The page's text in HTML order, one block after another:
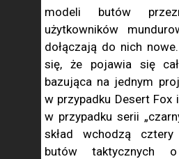
modeli butów
użytkowników
dołączają do nich
się, że pojawia się
bazująca na jednym
w przypadku Desert Fox
w przypadku serii
skład wchodzą
butów taktycznych o